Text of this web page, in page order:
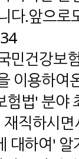
다.앞으로
민건강보
이용하여
법' 분
직하시
대하여'